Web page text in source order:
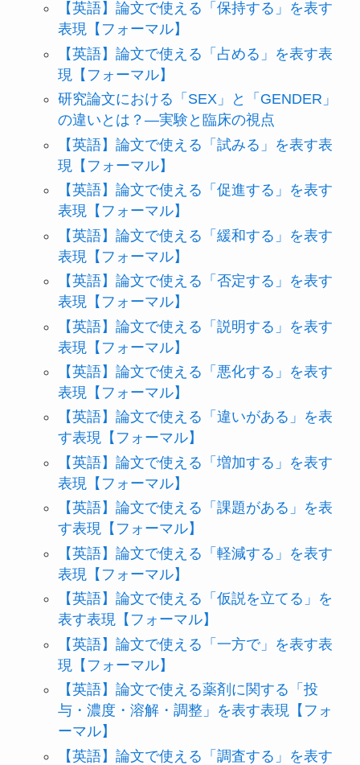
【英語】論文で使える「保持する」を表す
表現【フォーマル】
【英語】論文で使える「占める」を表す表
現【フォーマル】
研究論文における「SEX」と「GENDER」
の違いとは？―実験と臨床の視点
【英語】論文で使える「試みる」を表す表
現【フォーマル】
【英語】論文で使える「促進する」を表す
表現【フォーマル】
【英語】論文で使える「緩和する」を表す
表現【フォーマル】
【英語】論文で使える「否定する」を表す
表現【フォーマル】
【英語】論文で使える「説明する」を表す
表現【フォーマル】
【英語】論文で使える「悪化する」を表す
表現【フォーマル】
【英語】論文で使える「違いがある」を表
す表現【フォーマル】
【英語】論文で使える「増加する」を表す
表現【フォーマル】
【英語】論文で使える「課題がある」を表
す表現【フォーマル】
【英語】論文で使える「軽減する」を表す
表現【フォーマル】
【英語】論文で使える「仮説を立てる」を
表す表現【フォーマル】
【英語】論文で使える「一方で」を表す表
現【フォーマル】
【英語】論文で使える薬剤に関する「投
与・濃度・溶解・調整」を表す表現【フォ
ーマル】
【英語】論文で使える「調査する」を表す